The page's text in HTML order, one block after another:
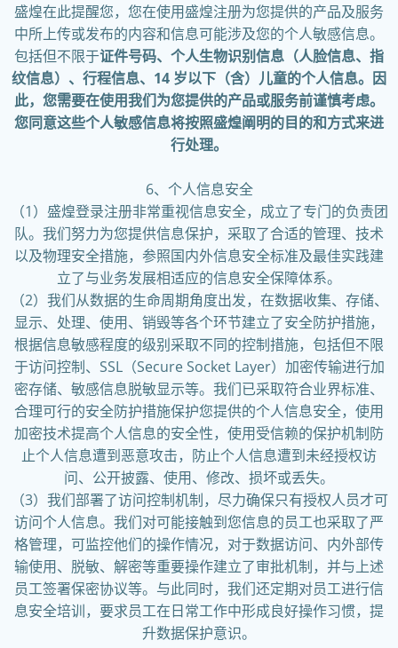
盛煌在此提醒您，您在使用盛煌注册为您提供的产品及服务
中所上传或发布的内容和信息可能涉及您的个人敏感信息。
包括但不限于证件号码、个人生物识别信息（人脸信息、指
纹信息）、行程信息、14 岁以下（含）儿童的个人信息。因
此，您需要在使用我们为您提供的产品或服务前谨慎考虑。
您同意这些个人敏感信息将按照盛煌阐明的目的和方式来进
行处理。
6、个人信息安全
（1）盛煌登录注册非常重视信息安全，成立了专门的负责团
队。我们努力为您提供信息保护，采取了合适的管理、技术
以及物理安全措施，参照国内外信息安全标准及最佳实践建
立了与业务发展相适应的信息安全保障体系。
（2）我们从数据的生命周期角度出发，在数据收集、存储、
显示、处理、使用、销毁等各个环节建立了安全防护措施，
根据信息敏感程度的级别采取不同的控制措施，包括但不限
于访问控制、SSL（Secure Socket Layer）加密传输进行加
密存储、敏感信息脱敏显示等。我们已采取符合业界标准、
合理可行的安全防护措施保护您提供的个人信息安全，使用
加密技术提高个人信息的安全性，使用受信赖的保护机制防
止个人信息遭到恶意攻击，防止个人信息遭到未经授权访
问、公开披露、使用、修改、损坏或丢失。
（3）我们部署了访问控制机制，尽力确保只有授权人员才可
访问个人信息。我们对可能接触到您信息的员工也采取了严
格管理，可监控他们的操作情况，对于数据访问、内外部传
输使用、脱敏、解密等重要操作建立了审批机制，并与上述
员工签署保密协议等。与此同时，我们还定期对员工进行信
息安全培训，要求员工在日常工作中形成良好操作习惯，提
升数据保护意识。